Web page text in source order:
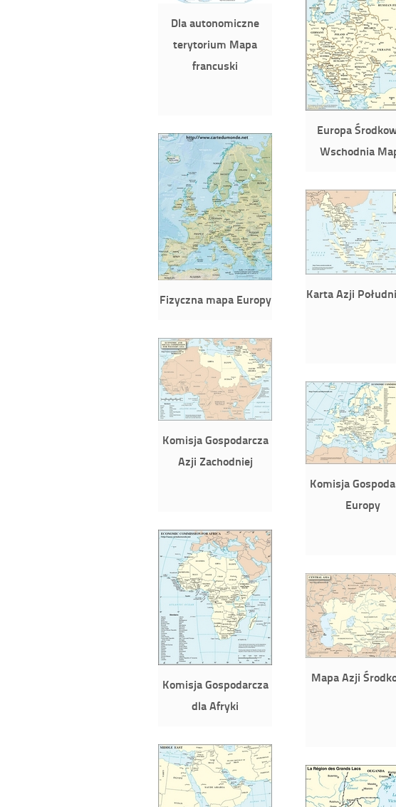
Dla autonomiczne
terytorium Mapa
francuski
Europa
Wschodnia
Fizyczna mapa Europy Karta Azji
Komisja Gospodarcza
Azji Zachodniej
Komisja
Europy
Komisja Gospodarcza
dla Afryki
Mapa Azji